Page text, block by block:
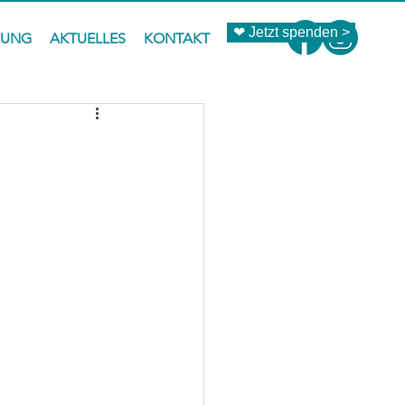
AKTUELLES KONTAKT ❤ Jetzt spenden >